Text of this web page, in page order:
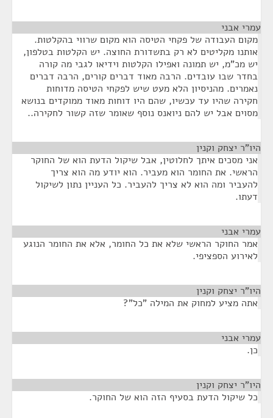
עמרי אבני
מקום העבודה של פקחי הטיסה הוא מקום שרווי בהקלטות.
אותנו מקליטים לא רק בתשדורת החוצה. יש הקלטות בטלפון,
יש מכ"מ, יש תמונה ואפילו הקלטות וידיאו לגבי מה קורה
בחדר שבו עובדים. הרבה מאוד דברים קורים, הרבה דברים
נאמרים. מהניסיון הלא מעט שיש לפקחי הטיסה מדוחות
חקירה שהיו עד עכשיו, שהם היו דוחות מאוד ממוקדים בנושא
מסוים אבל יש להם ניואנס נוסף שאומר שזה קשור לחקירה..
היו"ר יצחק וקנין
אני מסכים איתך לחלוטין, אבל שיקול הדעת הוא של החוקר
הראשי. את החומר הוא מעביר. הוא יודע מה הוא צריך
להעביר ומה הוא לא צריך להעביר. כל העניין נתון לשיקול
דעתו.
עמרי אבני
אמר החוקר הראשי שלא את כל החומר, אלא את החומר הנוגע
לאירוע הספציפי.
היו"ר יצחק וקנין
אתה מציע למחוק את המילה "כל"?
עמרי אבני
כן.
היו"ר יצחק וקנין
כל שיקול הדעת בסעיף הזה הוא של החוקר.